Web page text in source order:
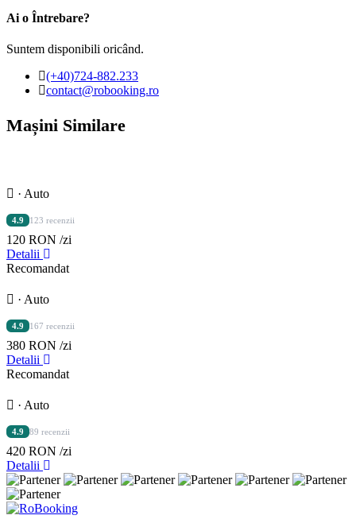
Ai o Întrebare?
Suntem disponibili oricând.
(+40)724-882.233
contact@robooking.ro
Mașini Similare
· Auto
4.9 123 recenzii
120 RON /zi
Detalii
Recomandat
· Auto
4.9 167 recenzii
380 RON /zi
Detalii
Recomandat
· Auto
4.9 89 recenzii
420 RON /zi
Detalii